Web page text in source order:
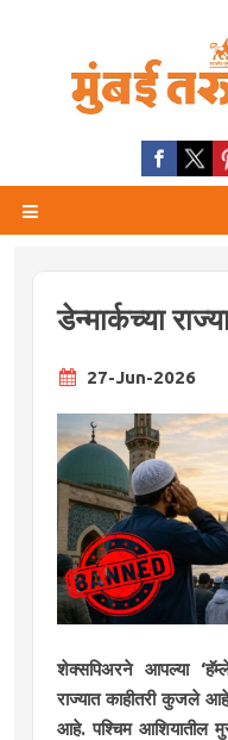
डेन्मार्कच्या
27-Jun-2026
शेक्सपिअरने आपल्या
राज्यात काहीतरी कुजले
आहे. पश्चिम आशियातील